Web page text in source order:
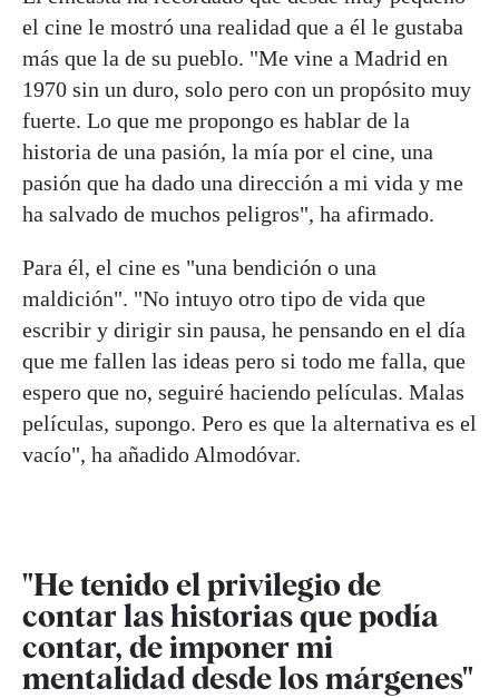
el cine le mostró una realidad que a él le gustaba
más que la de su pueblo. "Me vine a Madrid en
1970 sin un duro, solo pero con un propósito muy
fuerte. Lo que me propongo es hablar de la
historia de una pasión, la mía por el cine, una
pasión que ha dado una dirección a mi vida y me
ha salvado de muchos peligros", ha afirmado.
Para él, el cine es "una bendición o una
maldición". "No intuyo otro tipo de vida que
escribir y dirigir sin pausa, he pensando en el día
que me fallen las ideas pero si todo me falla, que
espero que no, seguiré haciendo películas. Malas
películas, supongo. Pero es que la alternativa es el
vacío", ha añadido Almodóvar.
"He tenido el privilegio de
contar las historias que podía
contar, de imponer mi
mentalidad desde los márgenes"